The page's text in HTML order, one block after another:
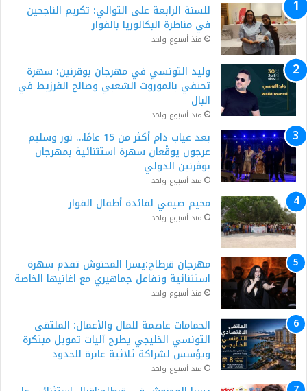
للسنة الرابعة على التوالي: تكريم الناجحين
في مناظرة البكالوريا بالفوار
منذ أسبوع واحد
وليد التونسي في مهرجان بوقرنين: سهرة
تحتفي بالموروث الشعبي وصالح الفرزيط في
البال
منذ أسبوع واحد
بعد غياب دام أكثر من 15 عامًا… نور وسليم
عرجون يوقّعان سهرة استثنائية بمهرجان
بوڨرنين الدولي
منذ أسبوع واحد
مخيم صيفي لفائدة أطفال الفوار
منذ أسبوع واحد
مهرجان قرطاج:يسرا المحنوش تقدم سهرة
استثنائية وتفاعل جماهيري مع اغانيها الخاصة
منذ أسبوع واحد
الحمامات عاصمة للمال والأعمال: الملتقى
التونسي الخليجي يطرح آليات تمويل مبتكرة
ويؤسس لشراكة ثلاثية عابرة للحدود
منذ أسبوع واحد